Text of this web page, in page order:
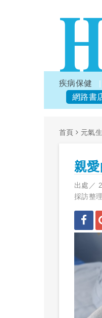
疾病保健
網路書
首頁 元氣
親
出處／
採訪整